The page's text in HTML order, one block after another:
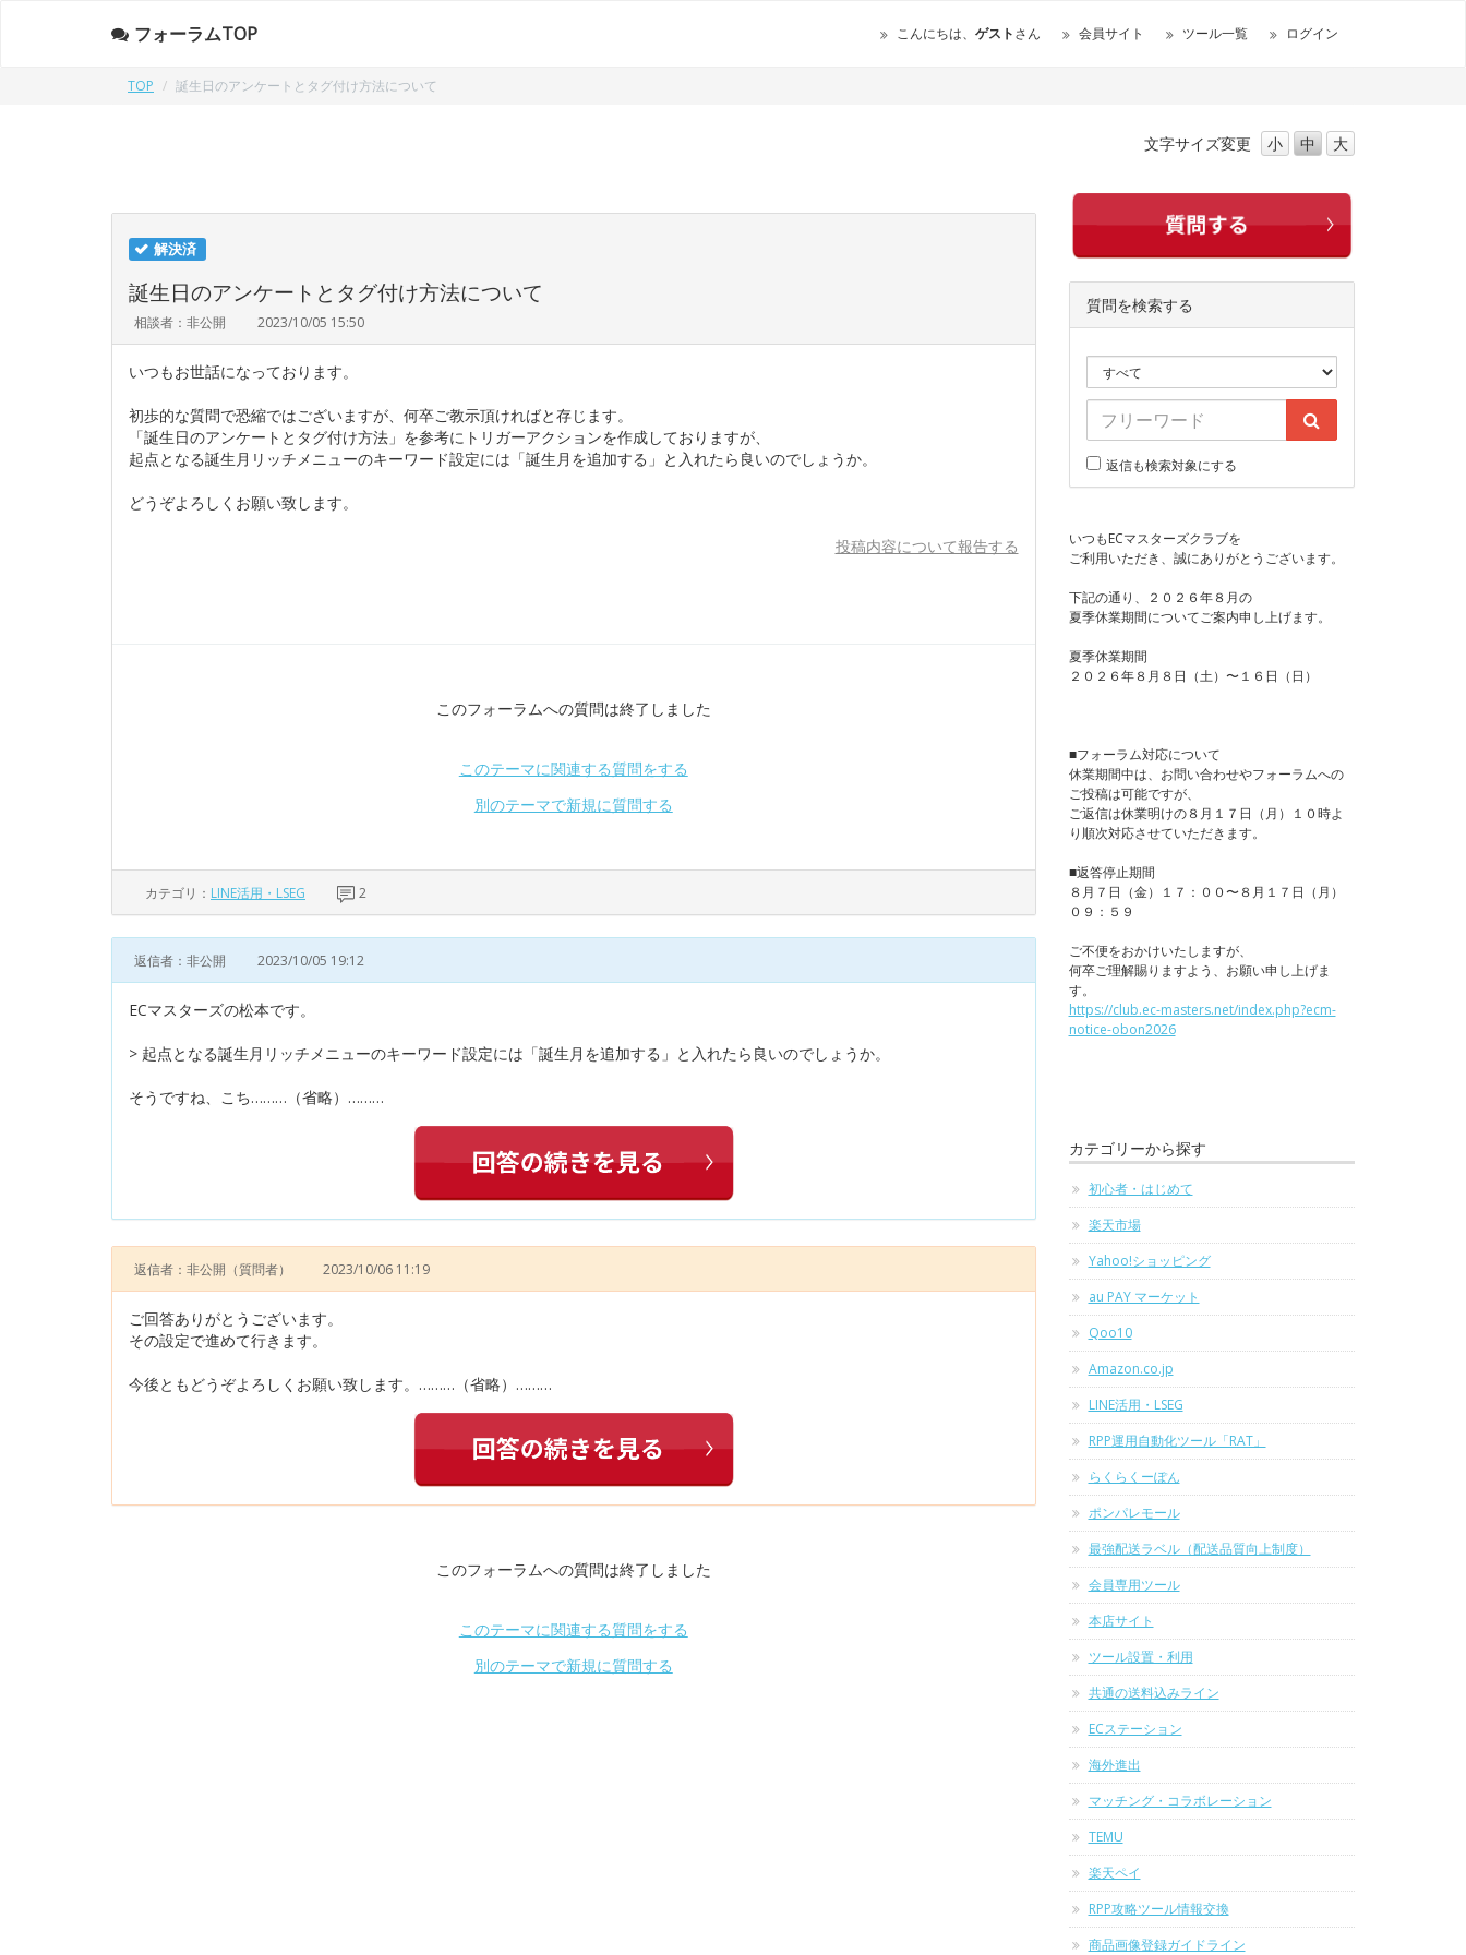
フォーラムTOP こんにちは、 ゲストさん 会員サイト ツール一覧 ログイン
TOP 誕生日のアンケートとタグ付け方法について
文字サイズ変更 小 中 大
解決済
誕生日のアンケートとタグ付け方法について
相談者：非公開 2023/10/05 15:50
いつもお世話になっております。
初歩的な質問で恐縮ではございますが、何卒ご教示頂ければと存じます。
「誕生日のアンケートとタグ付け方法」を参考にトリガーアクションを作成しておりますが、
起点となる誕生月リッチメニューのキーワード設定には「誕生月を追加する」と入れたら良いのでしょうか。
どうぞよろしくお願い致します。
投稿内容について報告する
このフォーラムへの質問は終了しました
このテーマに関連する質問をする
別のテーマで新規に質問する
カテゴリ： LINE活用・LSEG 2
返信者：非公開 2023/10/05 19:12
ECマスターズの松本です。
> 起点となる誕生月リッチメニューのキーワード設定には「誕生月を追加する」と入れたら良いのでしょうか。
そうですね、こち………（省略）………
返信者：非公開 （質問者） 2023/10/06 11:19
ご回答ありがとうございます。
その設定で進めて行きます。
今後ともどうぞよろしくお願い致します。………（省略）………
このフォーラムへの質問は終了しました
このテーマに関連する質問をする
別のテーマで新規に質問する
質問を検索する
返信も検索対象にする
いつもECマスターズクラブを
ご利用いただき、誠にありがとうございます。
下記の通り、２０２６年８月の
夏季休業期間についてご案内申し上げます。
夏季休業期間
２０２６年８月８日（土）〜１６日（日）
■フォーラム対応について
休業期間中は、お問い合わせやフォーラムへの
ご投稿は可能ですが、
ご返信は休業明けの８月１７日（月）１０時よ
り順次対応させていただきます。
■返答停止期間
８月７日（金）１７：００〜８月１７日（月）
０９：５９
ご不便をおかけいたしますが、
何卒ご理解賜りますよう、お願い申し上げま
す。
https://club.ec-masters.net/index.php?ecm-
notice-obon2026
カテゴリーから探す
初心者・はじめて
楽天市場
Yahoo!ショッピング
au PAY マーケット
Qoo10
Amazon.co.jp
LINE活用・LSEG
RPP運用自動化ツール「RAT」
らくらくーぽん
ポンパレモール
最強配送ラベル（配送品質向上制度）
会員専用ツール
本店サイト
ツール設置・利用
共通の送料込みライン
ECステーション
海外進出
マッチング・コラボレーション
TEMU
楽天ペイ
RPP攻略ツール情報交換
商品画像登録ガイドライン